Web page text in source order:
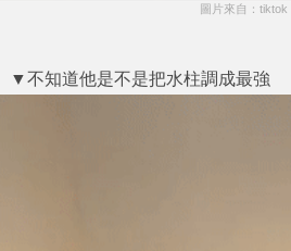
圖片來自：tiktok
▼不知道他是不是把水柱調成最強